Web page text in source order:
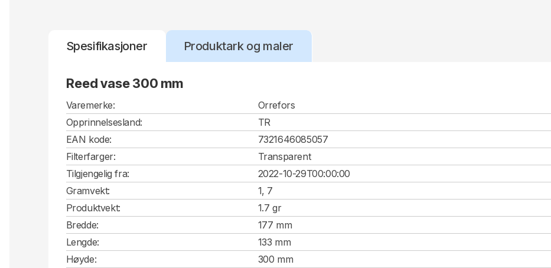
Spesifikasjoner Produktark og maler
Reed vase 300 mm
Varemerke:
Orrefors
Opprinnelsesland:
TR
EAN kode:
7321646085057
Filterfarger:
Transparent
Tilgjengelig fra:
2022-10-29T00:00:00
Gramvekt:
1, 7
Produktvekt:
1.7 gr
Bredde:
177 mm
Lengde:
133 mm
Høyde:
300 mm